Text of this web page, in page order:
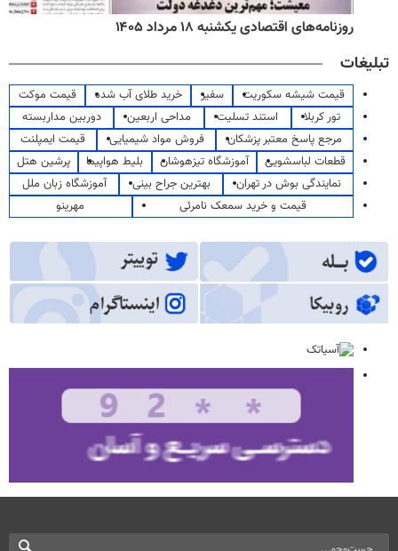
روزنامه‌های اقتصادی یکشنبه ۱۸ مرداد ۱۴۰۵
تبلیغات
قیمت شیشه سکوریت سفیر خرید طلای آب شده
قیمت موکت
تور کربلا
استند تسلیت مداحی اربعین
دوربین مداربسته
مرجع پاسخ معتبر پزشکان
فروش مواد شیمیایی
قیمت ایمپلنت
قطعات لباسشویی
آموزشگاه تیزهوشان بلیط هواپیما
پرشین هتل
نمایندگی بوش در تهران
بهترین جراح بینی
آموزشگاه زبان ملل
قیمت و خرید سمعک نامرئی
مهرینو